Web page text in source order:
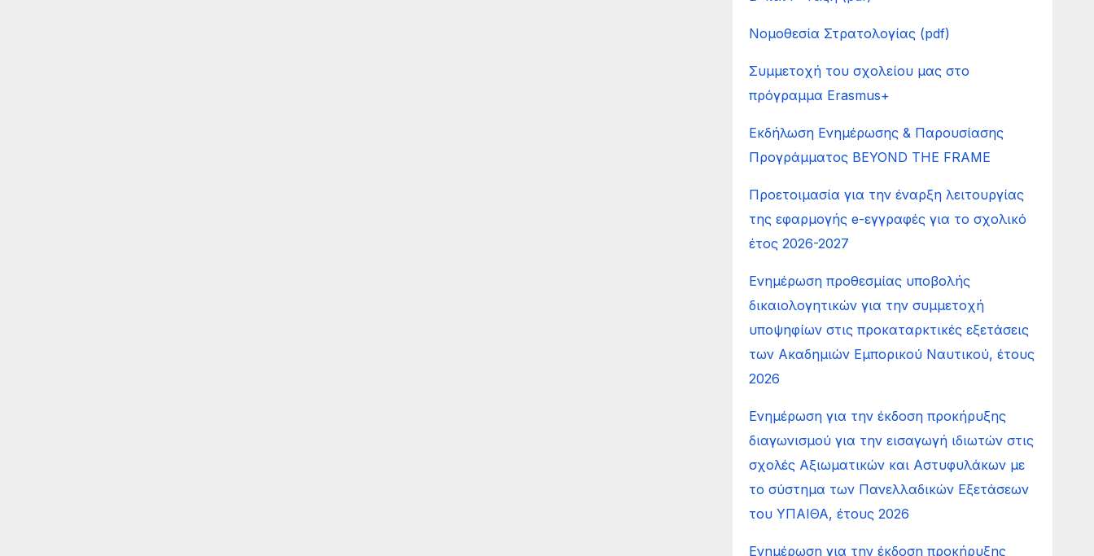
Νομοθεσία Στρατολογίας (pdf)
Συμμετοχή του σχολείου μας στο
πρόγραμμα Erasmus+
Εκδήλωση Ενημέρωσης & Παρουσίασης
Προγράμματος BEYOND THE FRAME
Προετοιμασία για την έναρξη λειτουργίας
της εφαρμογής e-εγγραφές για το σχολικό
έτος 2026-2027
Ενημέρωση προθεσμίας υποβολής
δικαιολογητικών για την συμμετοχή
υποψηφίων στις προκαταρκτικές εξετάσεις
των Ακαδημιών Εμπορικού Ναυτικού, έτους
2026
Ενημέρωση για την έκδοση προκήρυξης
διαγωνισμού για την εισαγωγή ιδιωτών στις
σχολές Αξιωματικών και Αστυφυλάκων με
το σύστημα των Πανελλαδικών Εξετάσεων
του ΥΠΑΙΘΑ, έτους 2026
Ενημέρωση για την έκδοση προκήρυξης